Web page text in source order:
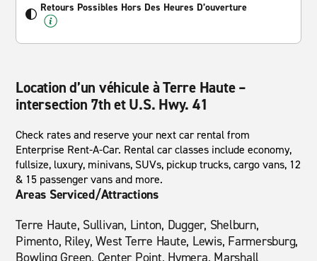
Retours Possibles Hors Des Heures D’ouverture
Location d’un véhicule à Terre Haute –
intersection 7th et U.S. Hwy. 41
Check rates and reserve your next car rental from
Enterprise Rent-A-Car. Rental car classes include economy,
fullsize, luxury, minivans, SUVs, pickup trucks, cargo vans, 12
& 15 passenger vans and more.
Areas Serviced/Attractions
Terre Haute, Sullivan, Linton, Dugger, Shelburn,
Pimento, Riley, West Terre Haute, Lewis, Farmersburg,
Bowling Green, Center Point, Hymera, Marshall